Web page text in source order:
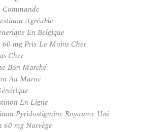
Agréable
En Belgique
mg Prix Le Moins Cher
Cher
Bon Marché
Au Maroc
En Ligne
Pyridostigmine Royaume Uni
60 mg Norvège